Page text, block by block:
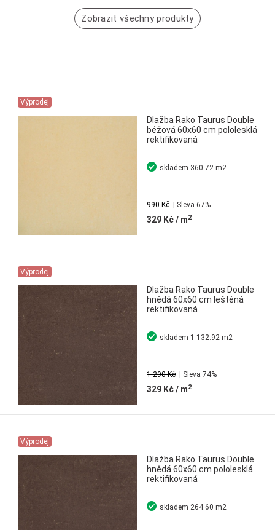
Zobrazit všechny produkty
Výprodej
Dlažba Rako Taurus Double
béžová 60x60 cm pololesklá
rektifikovaná
990 Kč | Sleva 67%
329 Kč/ m2
skladem 360.72 m2
Výprodej
Dlažba Rako Taurus Double
hnědá 60x60 cm leštěná
rektifikovaná
1 290 Kč | Sleva 74%
329 Kč/ m2
skladem 1 132.92 m2
Výprodej
Dlažba Rako Taurus Double
hnědá 60x60 cm pololesklá
rektifikovaná
skladem 264.60 m2